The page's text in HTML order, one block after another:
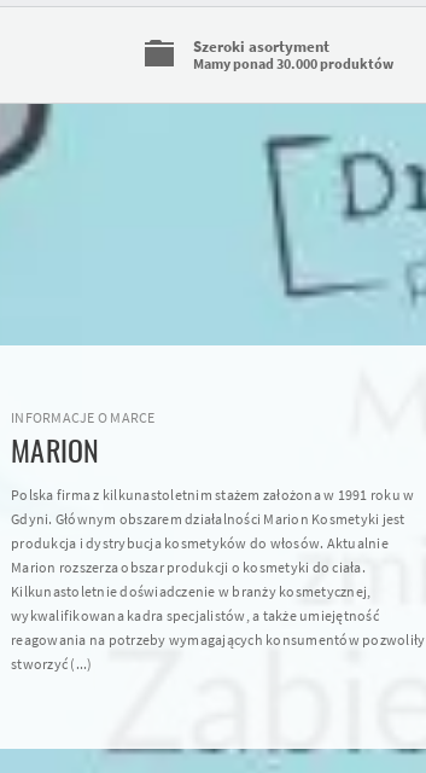
Szeroki asortyment
Mamy ponad 30.000 produktów
INFORMACJE O MARCE
MARION
Polska firma z kilkunastoletnim stażem założona w 1991 roku w
Gdyni. Głównym obszarem działalności Marion Kosmetyki jest
produkcja i dystrybucja kosmetyków do włosów. Aktualnie
Marion rozszerza obszar produkcji o kosmetyki do ciała.
Kilkunastoletnie doświadczenie w branży kosmetycznej,
wykwalifikowana kadra specjalistów, a także umiejętność
reagowania na potrzeby wymagających konsumentów pozwoliły
stworzyć (...)